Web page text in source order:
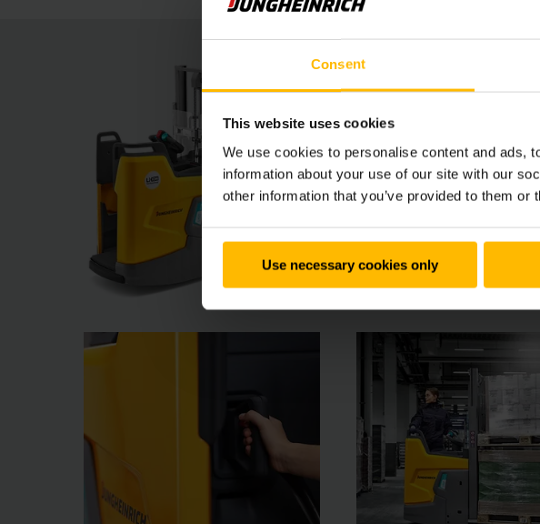
Consent
This website uses cookies
We use cookies to personalise content and ads,
information about your use of our site with our
other information that you’ve provided to them
Use necessary cookies only